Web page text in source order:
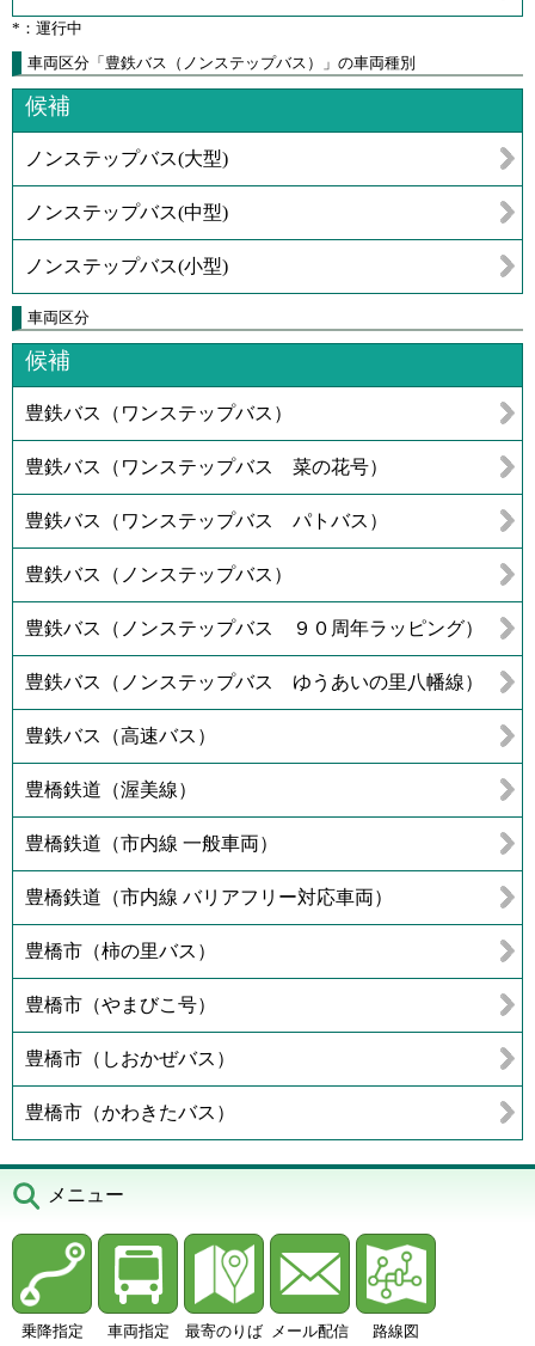
*：運行中
車両区分「豊鉄バス（ノンステップバス）」の車両種別
候補
ノンステップバス(大型)
ノンステップバス(中型)
ノンステップバス(小型)
車両区分
候補
豊鉄バス（ワンステップバス）
豊鉄バス（ワンステップバス 菜の花号）
豊鉄バス（ワンステップバス パトバス）
豊鉄バス（ノンステップバス）
豊鉄バス（ノンステップバス ９０周年ラッピング）
豊鉄バス（ノンステップバス ゆうあいの里八幡線）
豊鉄バス（高速バス）
豊橋鉄道（渥美線）
豊橋鉄道（市内線 一般車両）
豊橋鉄道（市内線 バリアフリー対応車両）
豊橋市（柿の里バス）
豊橋市（やまびこ号）
豊橋市（しおかぜバス）
豊橋市（かわきたバス）
メニュー
乗降指定 車両指定 最寄のりば メール配信 路線図